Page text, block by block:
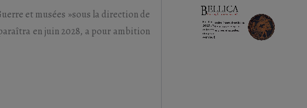
et musées »sous la direction de
en juin 2028, a pour ambition